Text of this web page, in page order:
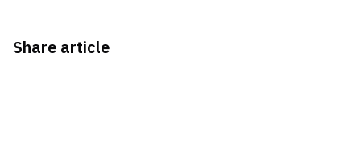
Share article